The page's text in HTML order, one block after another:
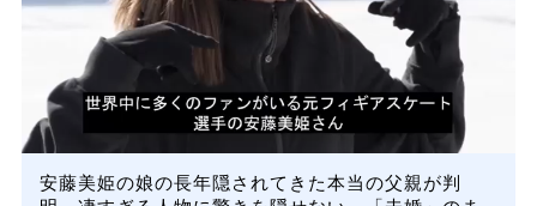
安藤美姫の娘の長年隠されてきた本当の父親が判